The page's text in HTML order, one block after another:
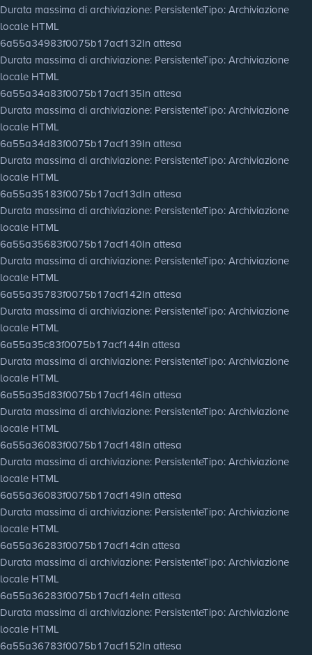
Durata massima di archiviazione: PersistenteTipo: Archiviazione
locale HTML
6a55a34983f0075b17acf132In attesa
Durata massima di archiviazione: PersistenteTipo: Archiviazione
locale HTML
6a55a34a83f0075b17acf135In attesa
Durata massima di archiviazione: PersistenteTipo: Archiviazione
locale HTML
6a55a34d83f0075b17acf139In attesa
Durata massima di archiviazione: PersistenteTipo: Archiviazione
locale HTML
6a55a35183f0075b17acf13dIn attesa
Durata massima di archiviazione: PersistenteTipo: Archiviazione
locale HTML
6a55a35683f0075b17acf140In attesa
Durata massima di archiviazione: PersistenteTipo: Archiviazione
locale HTML
6a55a35783f0075b17acf142In attesa
Durata massima di archiviazione: PersistenteTipo: Archiviazione
locale HTML
6a55a35c83f0075b17acf144In attesa
Durata massima di archiviazione: PersistenteTipo: Archiviazione
locale HTML
6a55a35d83f0075b17acf146In attesa
Durata massima di archiviazione: PersistenteTipo: Archiviazione
locale HTML
6a55a36083f0075b17acf148In attesa
Durata massima di archiviazione: PersistenteTipo: Archiviazione
locale HTML
6a55a36083f0075b17acf149In attesa
Durata massima di archiviazione: PersistenteTipo: Archiviazione
locale HTML
6a55a36283f0075b17acf14cIn attesa
Durata massima di archiviazione: PersistenteTipo: Archiviazione
locale HTML
6a55a36283f0075b17acf14eIn attesa
Durata massima di archiviazione: PersistenteTipo: Archiviazione
locale HTML
6a55a36783f0075b17acf152In attesa